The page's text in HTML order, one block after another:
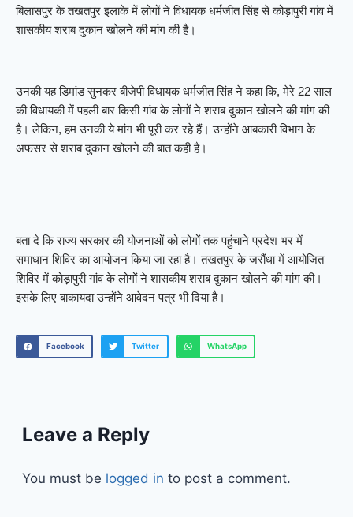
बिलासपुर के तखतपुर इलाके में लोगों ने विधायक धर्मजीत सिंह से कोड़ापुरी गांव में
शासकीय शराब दुकान खोलने की मांग की है।
उनकी यह डिमांड सुनकर बीजेपी विधायक धर्मजीत सिंह ने कहा कि, मेरे 22 साल
की विधायकी में पहली बार किसी गांव के लोगों ने शराब दुकान खोलने की मांग की
है। लेकिन, हम उनकी ये मांग भी पूरी कर रहे हैं। उन्होंने आबकारी विभाग के
अफसर से शराब दुकान खोलने की बात कही है।
बता दे कि राज्य सरकार की योजनाओं को लोगों तक पहुंचाने प्रदेश भर में
समाधान शिविर का आयोजन किया जा रहा है। तखतपुर के जरौंधा में आयोजित
शिविर में कोड़ापुरी गांव के लोगों ने शासकीय शराब दुकान खोलने की मांग की।
इसके लिए बाकायदा उन्होंने आवेदन पत्र भी दिया है।
Facebook Twitter WhatsApp
Leave a Reply
You must be logged in to post a comment.